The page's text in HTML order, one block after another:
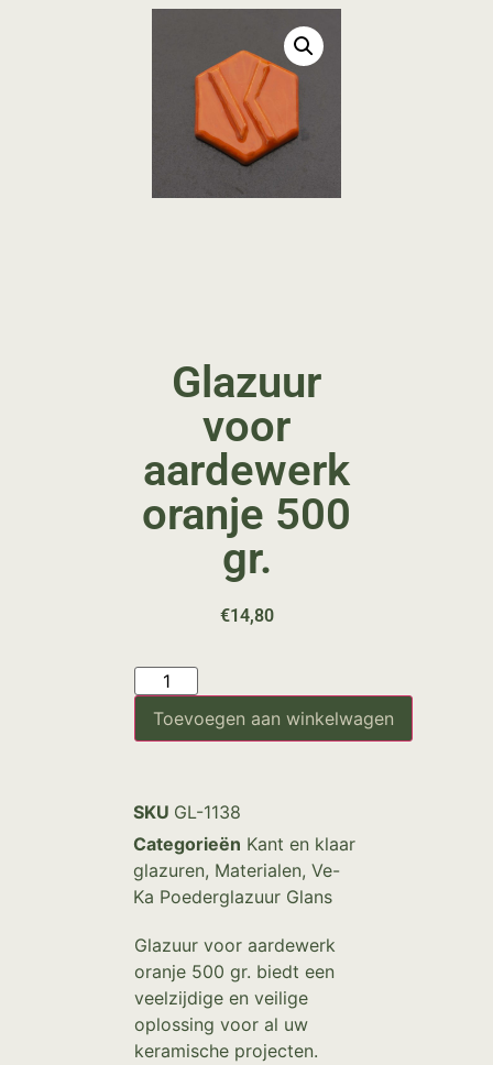
Glazuur
voor
aardewerk
oranje 500
gr.
€14,80
Toevoegen aan winkelwagen
SKU GL-1138
Categorieën Kant en klaar
glazuren, Materialen, Ve-
Ka Poederglazuur Glans
Glazuur voor aardewerk
oranje 500 gr. biedt een
veelzijdige en veilige
oplossing voor al uw
keramische projecten.